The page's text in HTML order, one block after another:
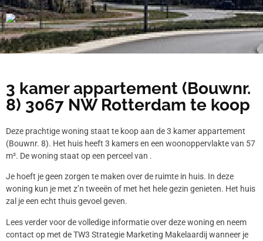
3 kamer appartement (Bouwnr.
8) 3067 NW Rotterdam te koop
Deze prachtige woning staat te koop aan de 3 kamer appartement
(Bouwnr. 8). Het huis heeft 3 kamers en een woonoppervlakte van 57
m². De woning staat op een perceel van .
Je hoeft je geen zorgen te maken over de ruimte in huis. In deze
woning kun je met z’n tweeën of met het hele gezin genieten. Het huis
zal je een echt thuis gevoel geven.
Lees verder voor de volledige informatie over deze woning en neem
contact op met de TW3 Strategie Marketing Makelaardij wanneer je